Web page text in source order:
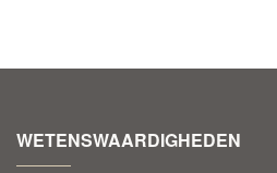
WETENSWAARDIGHEDEN